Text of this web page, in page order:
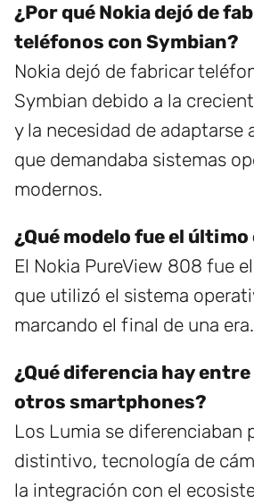
¿Por qué Nokia dejó de
teléfonos con Symbian?
Nokia dejó de fabricar
Symbian debido a la
y la necesidad de adaptarse
que demandaba sistemas
modernos.
¿Qué modelo fue el
El Nokia PureView 808 fue
que utilizó el sistema
marcando el final de una era.
¿Qué diferencia hay entre
otros smartphones?
Los Lumia se diferenciaban
distintivo, tecnología de
la integración con el